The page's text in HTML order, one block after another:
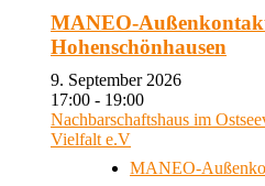
MANEO-
Hohenschönhausen
9. September 2026
17:00 - 19:00
Nachbarschaftshaus im
Vielfalt e.V
MANEO-